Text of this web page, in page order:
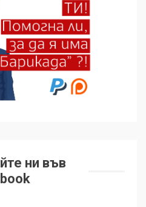
ни във
Куба, България
да е сред 30
се“
на „Чат
в ЕС е обида за
Кастро – изкачване
връх по неговите
от 1972 г.